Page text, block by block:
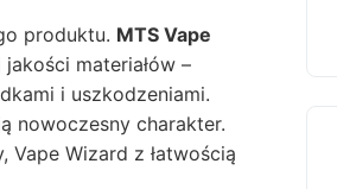
produktu. MTS Vape
materiałów –
i uszkodzeniami.
nowoczesny charakter.
Wizard z łatwością